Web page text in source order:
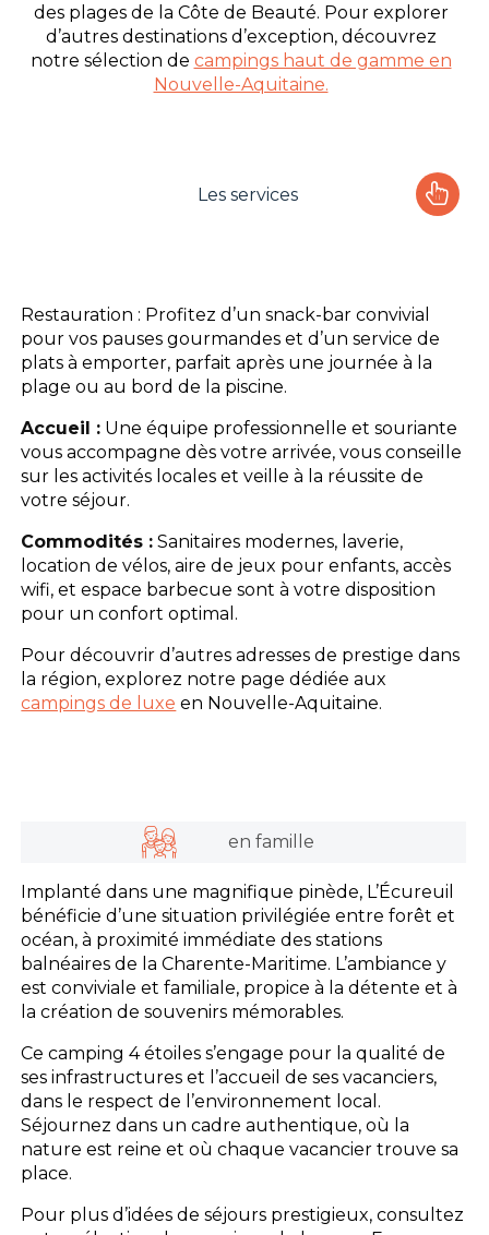
des plages de la Côte de Beauté. Pour explorer
d’autres destinations d’exception, découvrez
notre sélection de campings haut de gamme en
Nouvelle-Aquitaine.
Les services
L'espace Aquatique
Les activités
Restauration : Profitez d’un snack-bar convivial
pour vos pauses gourmandes et d’un service de
plats à emporter, parfait après une journée à la
plage ou au bord de la piscine.
Accueil : Une équipe professionnelle et souriante
vous accompagne dès votre arrivée, vous conseille
sur les activités locales et veille à la réussite de
votre séjour.
Commodités : Sanitaires modernes, laverie,
location de vélos, aire de jeux pour enfants, accès
wifi, et espace barbecue sont à votre disposition
pour un confort optimal.
Pour découvrir d’autres adresses de prestige dans
la région, explorez notre page dédiée aux
campings de luxe en Nouvelle-Aquitaine.
en famille
Implanté dans une magnifique pinède, L’Écureuil
bénéficie d’une situation privilégiée entre forêt et
océan, à proximité immédiate des stations
balnéaires de la Charente-Maritime. L’ambiance y
est conviviale et familiale, propice à la détente et à
la création de souvenirs mémorables.
Ce camping 4 étoiles s’engage pour la qualité de
ses infrastructures et l’accueil de ses vacanciers,
dans le respect de l’environnement local.
Séjournez dans un cadre authentique, où la
nature est reine et où chaque vacancier trouve sa
place.
Pour plus d’idées de séjours prestigieux, consultez